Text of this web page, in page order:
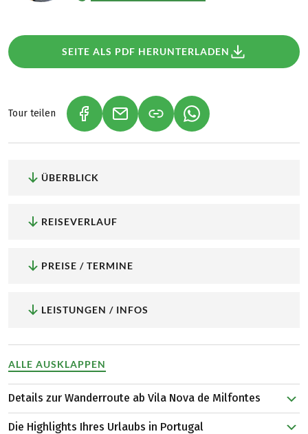
SEITE ALS PDF HERUNTERLADEN
Tour teilen (LINK ÖFFNET IN NEUEM TAB)
(LINK ÖFFNET IN NEUEM TAB)
(LINK ÖFFNET IN
ÜBERBLICK
REISEVERLAUF
PREISE / TERMINE
LEISTUNGEN / INFOS
ALLE AUSKLAPPEN
Details zur Wanderroute ab Vila Nova de Milfontes
Ihre Wanderreise beginnt an der portugiesischen Küste,
Die Highlights Ihres Urlaubs in Portugal